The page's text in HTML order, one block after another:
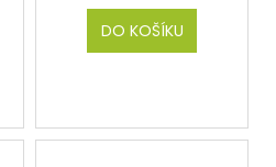
DO KOŠÍKU